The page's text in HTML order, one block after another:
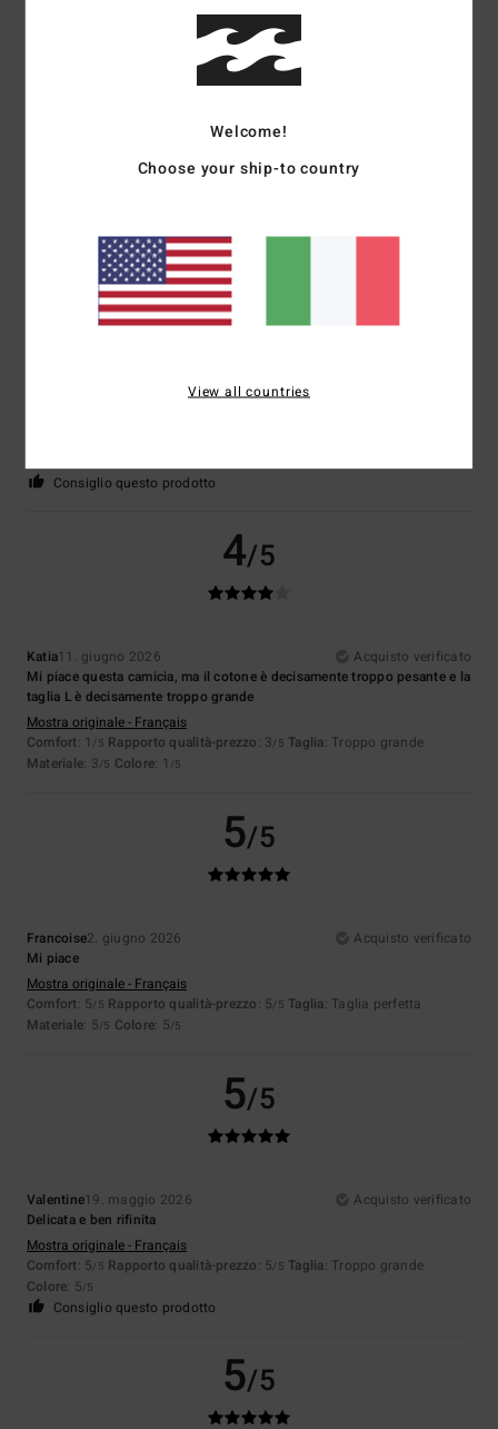
/5
Mostra originale - Français
Rapporto qualità-prezzo: 5 /5 Taglia: Taglia perfetta
4
Ci sono cose che non si possono spiegare
Consiglio questo prodotto
4/5
Katia11. giugno 2026
Acquisto verificato
Mi piace questa camicia, ma il cotone è decisamente troppo pesante e la
taglia L è decisamente troppo grande
Mostra originale - Français
Comfort: 1 /5 Rapporto qualità-prezzo: 3/5 Taglia: Troppo grande
Materiale: 3/5 Colore: 1 /5
5/5
Francoise2. giugno 2026
Acquisto verificato
Mi piace
Mostra originale - Français
Comfort: 5/5 Rapporto qualità-prezzo: 5/5 Taglia: Taglia perfetta
Materiale: 5/5 Colore: 5/5
5/5
Valentine19. maggio 2026
Acquisto verificato
Delicata e ben rifinita
Mostra originale - Français
Comfort: 5/5 Rapporto qualità-prezzo: 5/5 Taglia: Troppo grande
Colore: 5/5
Consiglio questo prodotto
5/5
Welcome!
Choose your ship-to country
View all countries